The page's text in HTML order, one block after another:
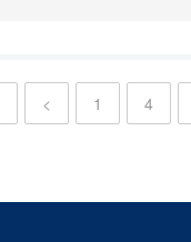
< 1 4